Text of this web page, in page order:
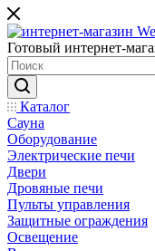
Готовый интернет-
Каталог
Сауна
Оборудование
Электрические печи
Двери
Дровяные печи
Пульты управления
Защитные ограждения
Освещение